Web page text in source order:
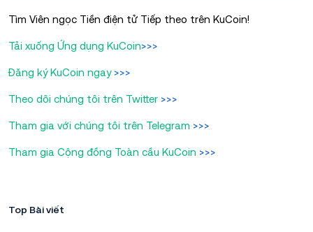
Tìm Viên ngọc Tiền điện tử Tiếp theo trên KuCoin!
Tải xuống Ứng dụng KuCoin>>>
Đăng ký KuCoin ngay>>>
Theo dõi chúng tôi trên Twitter >>>
Tham gia với chúng tôi trên Telegram >>>
Tham gia Cộng đồng Toàn cầu KuCoin >>>
Top Bài viết